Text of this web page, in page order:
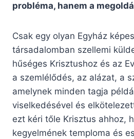
probléma, hanem a
Csak egy olyan Egyház
társadalomban szellemi
hűséges Krisztushoz és az
a szemlélődés, az alázat, a
amelynek minden tagja
viselkedésével és
ezt kéri tőle Krisztus ahhoz,
kegyelmének temploma és